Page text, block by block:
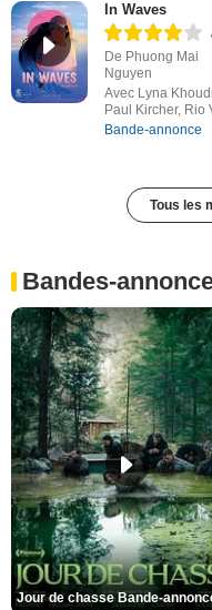
In Waves
De Phuong Mai
Nguyen
Avec Lyna
Paul Kircher, Rio
Bande-annonce
Tous les
Bandes-
Jour de chasse Bande-